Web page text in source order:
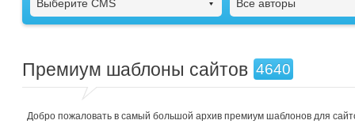
Выберите CMS Все авторы
Премиум шаблоны сайтов 4640
Добро пожаловать в самый большой архив премиум шаблонов для